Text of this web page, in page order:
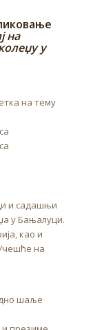
на
у
на тему
и садашњи
у Бањалуци.
као и
на
шаље